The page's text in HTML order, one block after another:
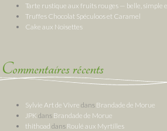
Tarte rustique aux fruits rouges — belle, simple
Truffes Chocolat Spéculoos et Caramel
Cake aux Noisettes
Commentaires récents
Sylvie Art de Vivre dans Brandade de Morue
JPK dans Brandade de Morue
thithoad dans Roulé aux Myrtilles